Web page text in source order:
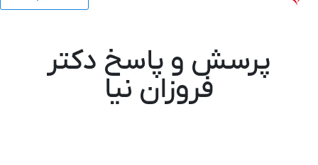
پرسش و پاسخ دکتر
فروزان نیا